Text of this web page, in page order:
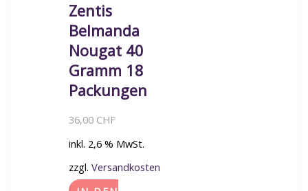
Zentis
Belmanda
Nougat 40
Gramm 18
Packungen
36,00 CHF
inkl. 2,6 % MwSt.
zzgl. Versandkosten